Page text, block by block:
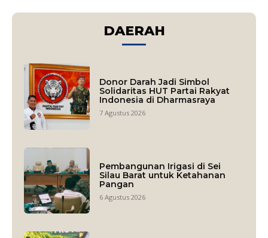
DAERAH
Donor Darah Jadi Simbol
Solidaritas HUT Partai Rakyat
Indonesia di Dharmasraya
7 Agustus 2026
Pembangunan Irigasi di Sei
Silau Barat untuk Ketahanan
Pangan
6 Agustus 2026